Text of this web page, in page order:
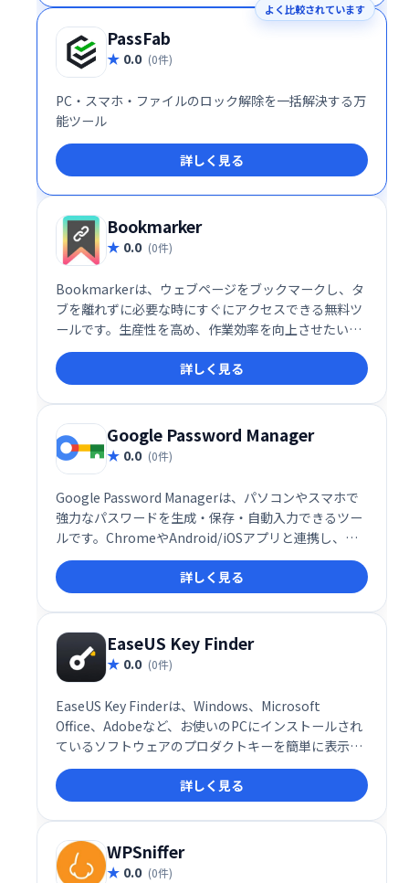
管させてください。
よく比較されています
PassFab
0.0 (0件)
PC・スマホ・ファイルのロック解除を一括解決する万
能ツール
詳しく見る
Bookmarker
0.0 (0件)
Bookmarkerは、ウェブページをブックマークし、タ
ブを離れずに必要な時にすぐにアクセスできる無料ツ
ールです。生産性を高め、作業効率を向上させたい方
におすすめです。 ブラウザを閉じてもブックマークは
保存され、いつでも必要な情報にアクセスできます。
手軽で便利なブックマーク管理で、スムーズなワーク
フローを実現しましょう。
詳しく見る
Google Password Manager
0.0 (0件)
Google Password Managerは、パソコンやスマホで
強力なパスワードを生成・保存・自動入力できるツー
ルです。ChromeやAndroid/iOSアプリと連携し、オ
ンラインでのセキュリティ強化をサポートします。安
全で一意のパスワード管理で、個人情報をしっかり保
護しましょう。
詳しく見る
EaseUS Key Finder
0.0 (0件)
EaseUS Key Finderは、Windows、Microsoft
Office、Adobeなど、お使いのPCにインストールされ
ているソフトウェアのプロダクトキーを簡単に表示で
きる便利なユーティリティです。 SQL Serverのキー
や、WiFiパスワード、ブラウザのアカウント情報など
も確認できます。 大切なキーを紛失した時や、再イン
ストール時に役立ちます。 これ一つで、ソフトウェア
の管理が効率化されます。
詳しく見る
WPSniffer
0.0 (0件)